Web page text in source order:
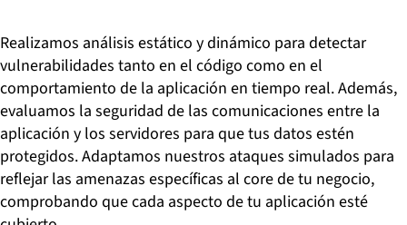
Realizamos análisis estático y dinámico para detectar
vulnerabilidades tanto en el código como en el
comportamiento de la aplicación en tiempo real. Además,
evaluamos la seguridad de las comunicaciones entre la
aplicación y los servidores para que tus datos estén
protegidos. Adaptamos nuestros ataques simulados para
reflejar las amenazas específicas al corede tu negocio,
comprobando que cada aspecto de tu aplicación esté